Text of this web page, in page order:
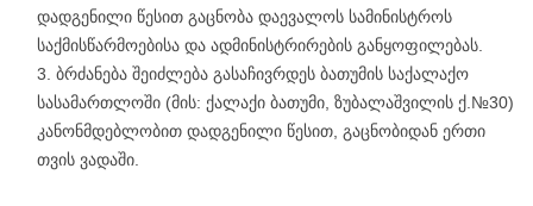
დადგენილი წესით გაცნობა დაევალოს სამინისტროს
საქმისწარმოებისა და ადმინისტრირების განყოფილებას.
ბრძანება შეიძლება გასაჩივრდეს ბათუმის საქალაქო
სასამართლოში (მის: ქალაქი ბათუმი, ზუბალაშვილის ქ.№30)
კანონმდებლობით დადგენილი წესით, გაცნობიდან ერთი
თვის ვადაში.